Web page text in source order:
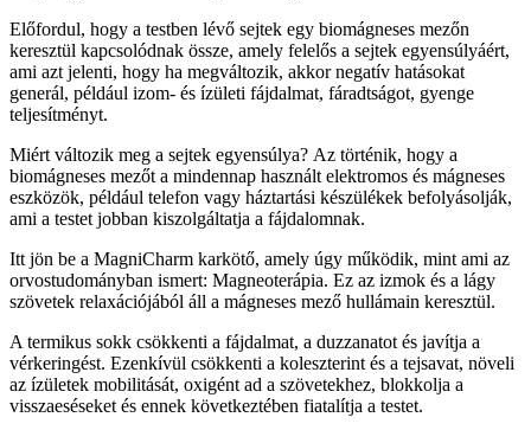
Előfordul, hogy a testben lévő sejtek egy biomágneses mezőn
keresztül kapcsolódnak össze, amely felelős a sejtek egyensúlyáért,
ami azt jelenti, hogy ha megváltozik, akkor negatív hatásokat
generál, például izom- és ízületi fájdalmat, fáradtságot, gyenge
teljesítményt.
Miért változik meg a sejtek egyensúlya? Az történik, hogy a
biomágneses mezőt a mindennap használt elektromos és mágneses
eszközök, például telefon vagy háztartási készülékek befolyásolják,
ami a testet jobban kiszolgáltatja a fájdalomnak.
Itt jön be a MagniCharm karkötő, amely úgy működik, mint ami az
orvostudományban ismert: Magneoterápia. Ez az izmok és a lágy
szövetek relaxációjából áll a mágneses mező hullámain keresztül.
A termikus sokk csökkenti a fájdalmat, a duzzanatot és javítja a
vérkeringést. Ezenkívül csökkenti a koleszterint és a tejsavat, növeli
az ízületek mobilitását, oxigént ad a szövetekhez, blokkolja a
visszaeséseket és ennek következtében fiatalítja a testet.